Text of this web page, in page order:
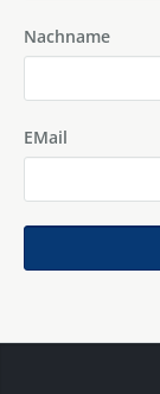
Nachname
EMail